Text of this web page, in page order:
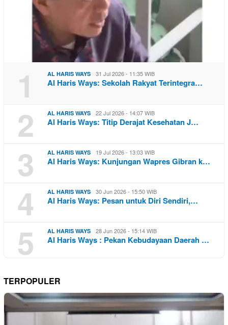
1 AL HARIS WAYS 31 Jul 2026 - 11:35 WIB
Al Haris Ways: Sekolah Rakyat Terintegra…
2 AL HARIS WAYS 22 Jul 2026 - 14:07 WIB
Al Haris Ways: Titip Derajat Kesehatan J…
3 AL HARIS WAYS 19 Jul 2026 - 13:03 WIB
Al Haris Ways: Kunjungan Wapres Gibran k…
4 AL HARIS WAYS 30 Jun 2026 - 15:50 WIB
Al Haris Ways: Pesan untuk Diri Sendiri,…
5 AL HARIS WAYS 28 Jun 2026 - 15:14 WIB
Al Haris Ways : Pekan Kebudayaan Daerah …
TERPOPULER